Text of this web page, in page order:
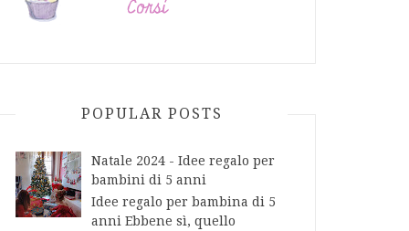
POPULAR POSTS
Natale 2024 - Idee regalo per
bambini di 5 anni
Idee regalo per bambina di 5
anni Ebbene sì, quello